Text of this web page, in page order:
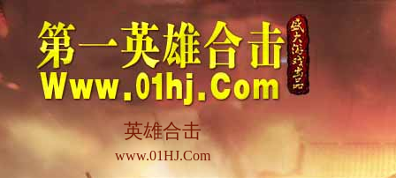
英雄合击
www.01HJ.Com